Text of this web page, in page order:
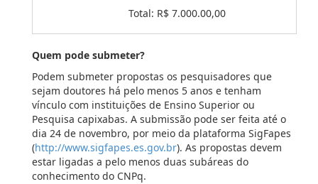
Total: R$ 7.000.00,00
Quem pode submeter?
Podem submeter propostas os pesquisadores que
sejam doutores há pelo menos 5 anos e tenham
vínculo com instituições de Ensino Superior ou
Pesquisa capixabas. A submissão pode ser feita até o
dia 24 de novembro, por meio da plataforma SigFapes
(http://www.sigfapes.es.gov.br). As propostas devem
estar ligadas a pelo menos duas subáreas do
conhecimento do CNPq.